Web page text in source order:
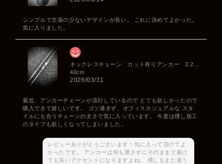
シンプルで主張の少ないデザインが良い。 これに決めてよかった。
気に入りました。
ネックレスチェーン カット有りアンカー 2.2mm
40cm
2026/03/31
最近、アンカーチェーンが流行しているので とても欲しかったので
購入できて嬉しいです。 ゴツ過ぎず、オフィスカジュアルな スタ
イルにも合うチェーンの太さで気に入っています。 今度は燻し加工
のタイプも欲しくなってしまいました。
レビューありがとうございます！気に入って頂けてよ
かったです。 アンカーは何も通さずにそのままで着け
ても良いアクセントになりますよね。 燻しもまた違う